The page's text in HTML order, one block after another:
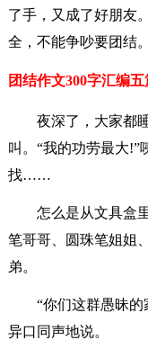
了手，又成了好朋友
全，不能争吵要团结。
团结作文300字汇编五
夜深了，大家都
叫。“我的功劳最大!”
找……
怎么是从文具盒
笔哥哥、圆珠笔姐姐
弟。
“你们这群愚昧
异口同声地说。